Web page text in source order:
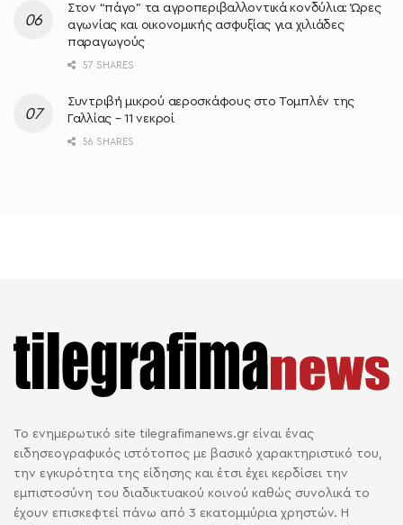
Στον “πάγο” τα αγροπεριβαλλοντικά κονδύλια: Ώρες
αγωνίας και οικονομικής ασφυξίας για χιλιάδες
παραγωγούς
57 SHARES
Συντριβή μικρού αεροσκάφους στο Τομπλέν της
Γαλλίας – 11 νεκροί
56 SHARES
Το ενημερωτικό site tilegrafimanews.gr είναι ένας
ειδησεογραφικός ιστότοπος με βασικό χαρακτηριστικό του,
την εγκυρότητα της είδησης και έτσι έχει κερδίσει την
εμπιστοσύνη του διαδικτυακού κοινού καθώς συνολικά το
έχουν επισκεφτεί πάνω από 3 εκατομμύρια χρηστών. Η